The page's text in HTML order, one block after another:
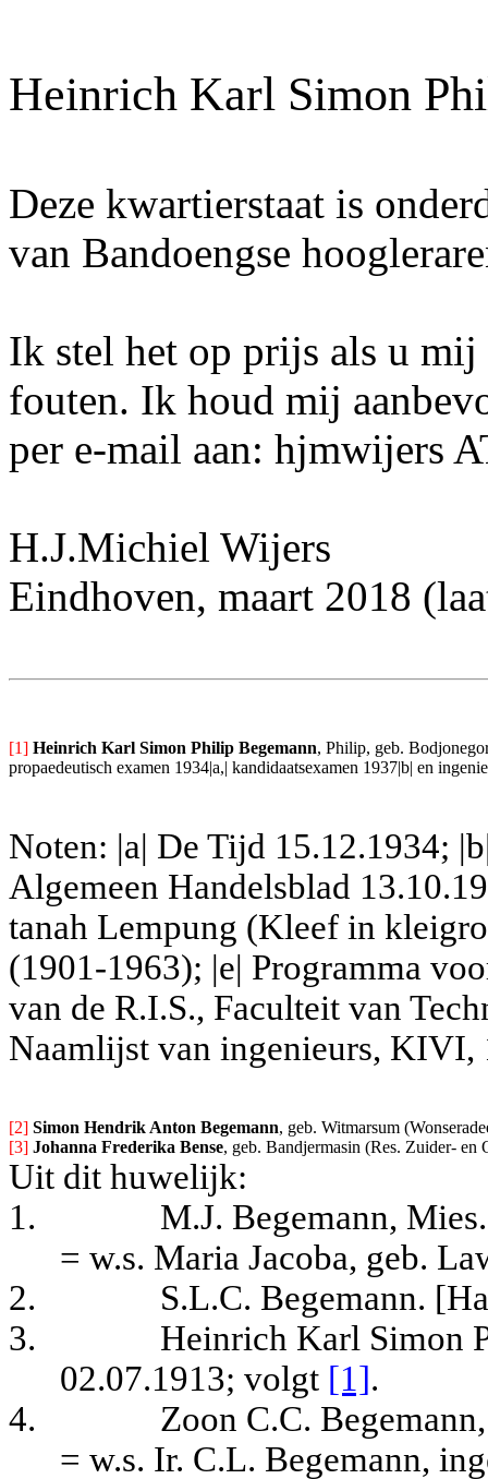
Heinrich Karl Simon
Deze kwartierstaat is
van Bandoengse
Ik stel het op prijs als u mij
fouten. Ik houd mij
per e-mail aan: hjmwijers
H.J.Michiel Wijers
Eindhoven, maart 2018
[1] Heinrich Karl Simon Philip Begemann, Philip, geb.
propaedeutisch examen 1934|a,| kandidaatsexamen 1937|b| en
Noten: |a| De Tijd 15.12.1934;
Algemeen Handelsblad
tanah Lempung (Kleef in
(1901-1963); |e| Programma
van de R.I.S., Faculteit van
Naamlijst van ingenieurs, KIVI,
[2] Simon Hendrik Anton Begemann, geb. Witmarsum
[3] Johanna Frederika Bense, geb. Bandjermasin (Res. Zuider-
Uit dit huwelijk:
1.
M.J. Begemann,
= w.s. Maria Jacoba, geb.
2.
S.L.C. Begemann.
3.
Heinrich Karl Simon
02.07.1913; volgt [1].
4.
Zoon C.C.
= w.s. Ir. C.L. Begemann,